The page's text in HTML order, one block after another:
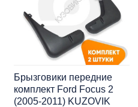
Брызговики передние
комплект Ford Focus 2
(2005-2011) KUZOVIK